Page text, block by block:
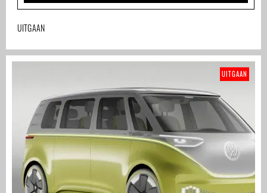
UITGAAN
UITGAAN